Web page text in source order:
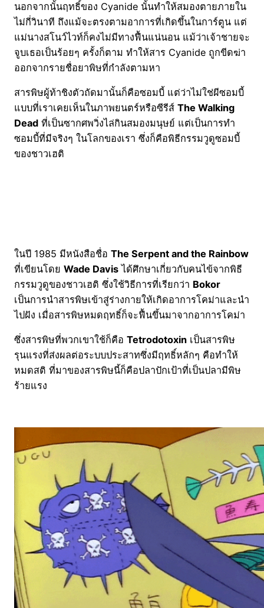
นอกจากนั้นฤทธิ์ของ Cyanide นั้นทำให้สมองตายภายใน
ไม่กี่วินาที ถึงแม้จะตรงตามอาการที่เกิดขึ้นในการ์ตูน แต่
แม่นางสโนว์ไวท์ก็คงไม่มีทางฟื้นแน่นอน แม้ว่าเจ้าชายจะ
จูบเธอเป็นร้อยๆ ครั้งก็ตาม ทำให้สาร Cyanide ถูกขีดฆ่า
ออกจากรายชื่อยาพิษที่กำลังตามหา
สารพิษผู้ท้าชิงตัวถัดมานั้นก็คือซอมบี้ แต่ว่าไม่ใช่ผีซอมบี้
แบบที่เราเคยเห็นในภาพยนตร์หรือซีรีส์ The Walking
Dead ที่เป็นซากศพวิ่งไล่กินสมองมนุษย์ แต่เป็นการทำ
ซอมบี้ที่มีจริงๆ ในโลกของเรา ซึ่งก็คือพิธีกรรมวูดูซอมบี้
ของชาวเฮติ
ในปี 1985 มีหนังสือชื่อ The Serpent and the Rainbow
ที่เขียนโดย Wade Davis ได้ศึกษาเกี่ยวกับคนไข้จากพิธี
กรรมวูดูของชาวเฮติ ซึ่งใช้วิธีการที่เรียกว่า Bokor
เป็นการนำสารพิษเข้าสู่ร่างกายให้เกิดอาการโคม่าและนำ
ไปฝัง เมื่อสารพิษหมดฤทธิ์ก็จะฟื้นขึ้นมาจากอาการโคม่า
ซึ่งสารพิษที่พวกเขาใช้ก็คือ Tetrodotoxin เป็นสารพิษ
รุนแรงที่ส่งผลต่อระบบประสาทซึ่งมีฤทธิ์หลักๆ คือทำให้
หมดสติ ที่มาของสารพิษนี้ก็คือปลาปักเป้าที่เป็นปลามีพิษ
ร้ายแรง